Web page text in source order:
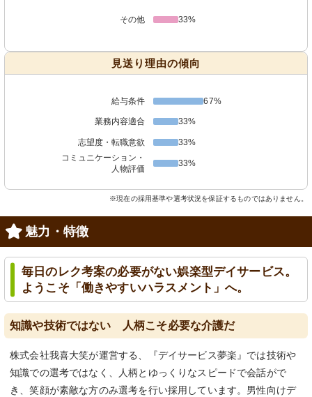
その他 33%
見送り理由の傾向
給与条件 67%
業務内容適合 33%
志望度・転職意欲
33%
コミュニケーション・
人物評価
33%
※現在の採用基準や選考状況を保証するものではありません。
魅力・特徴
毎日のレク考案の必要がない娯楽型デイサービス。
ようこそ「働きやすいハラスメント」へ。
知識や技術ではない 人柄こそ必要な介護だ
株式会社我喜大笑が運営する、『デイサービス夢楽』では技術や
知識での選考ではなく、人柄とゆっくりなスピードで会話がで
き、笑顔が素敵な方のみ選考を行い採用しています。男性向けデ